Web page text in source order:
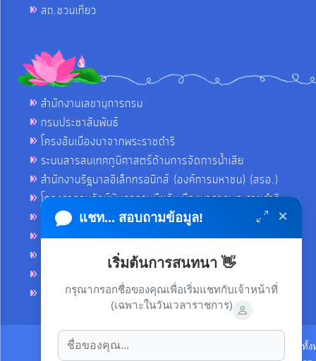
สถ.ชวนเที่ยว
สำนักงานเลขานุการกรม
กรมประชาสัมพันธ์
โครงอันเนื่องมาจากพระราชดำริ
ระบบสารสนเทศภูมิศาสตร์ด้านการจัดการน้ำเสีย
สำนักงานรัฐบาลอิเล็กทรอนิกส์ (องค์การมหาชน) (สรอ.)
โครงการอนุรักษ์พันธุกรรมพืชอันเนื่องมาจากพระราชดำริ
คลังข่าวมหาไทย
คู่มือตาม พ.ร.บ.อำนวยความสดวกฯ
ฐานข้อมูลหน่วยงานภาครัฐ (INFO)
ศูนย์อำนวยการบริหารจังหวัดชายแดนภาคใต้ ศอ.บต.
ลิขสิทธิ์ © 2021-2022 เทศบาลตำบลขามใหญ่ ขอสงวนไว้ซึ่งสิทธิทั้
แชท... สอบถามข้อมูล! ×
เริ่มต้นการสนทนา 👋
กรุณากรอกชื่อของคุณเพื่อเริ่มแชทกับเจ้าหน้าที่
(เฉพาะในวันเวลาราชการ)